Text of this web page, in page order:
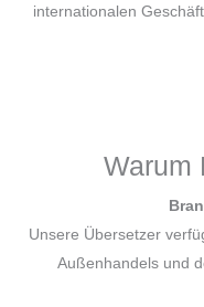
internationalen
Warum
Unsere Übersetzer
Außenhandels und